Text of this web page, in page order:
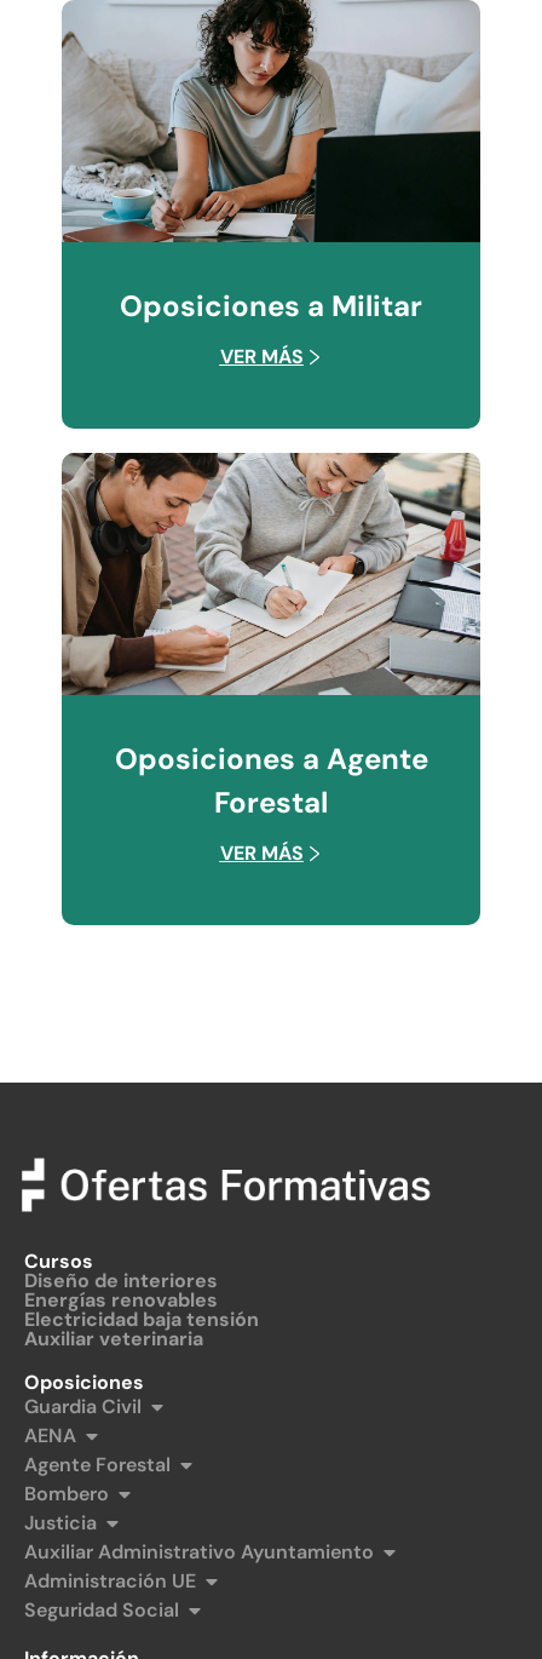
Oposiciones a Militar
VER MÁS
Oposiciones a Agente
Forestal
VER MÁS
Cursos
Diseño de interiores
Energías renovables
Electricidad baja tensión
Auxiliar veterinaria
Oposiciones
Guardia Civil
AENA
Agente Forestal
Bombero
Justicia
Auxiliar Administrativo Ayuntamiento
Administración UE
Seguridad Social